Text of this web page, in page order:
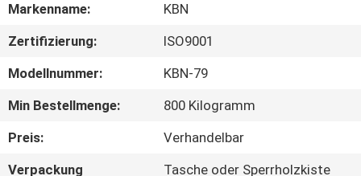
AUSFLUG
QUALITÄTSKONTROLLE
TRETEN
Markenname:
KBN
Zertifizierung:
ISO9001
Modellnummer:
KBN-79
Min Bestellmenge:
800 Kilogramm
Preis:
Verhandelbar
Verpackung
Tasche oder Sperrholzkiste